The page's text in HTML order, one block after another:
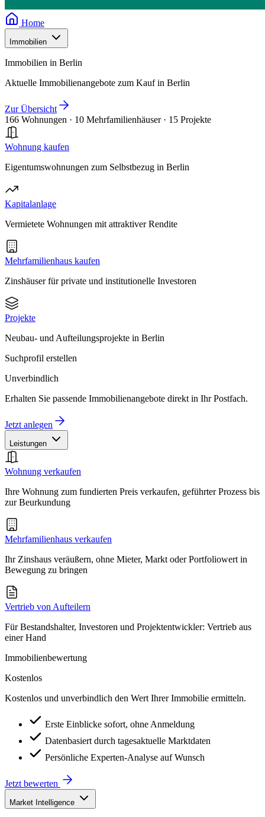
Home
Immobilien
Immobilien in Berlin
Aktuelle Immobilienangebote zum Kauf in Berlin
Zur Übersicht
166 Wohnungen · 10 Mehrfamilienhäuser · 15 Projekte
Wohnung kaufen
Eigentumswohnungen zum Selbstbezug in Berlin
Kapitalanlage
Vermietete Wohnungen mit attraktiver Rendite
Mehrfamilienhaus kaufen
Zinshäuser für private und institutionelle Investoren
Projekte
Neubau- und Aufteilungsprojekte in Berlin
Suchprofil erstellen
Unverbindlich
Erhalten Sie passende Immobilienangebote direkt in Ihr Postfach.
Jetzt anlegen
Leistungen
Wohnung verkaufen
Ihre Wohnung zum fundierten Preis verkaufen, geführter Prozess bis
zur Beurkundung
Mehrfamilienhaus verkaufen
Ihr Zinshaus veräußern, ohne Mieter, Markt oder Portfoliowert in
Bewegung zu bringen
Vertrieb von Aufteilern
Für Bestandshalter, Investoren und Projektentwickler: Vertrieb aus
einer Hand
Immobilienbewertung
Kostenlos
Kostenlos und unverbindlich den Wert Ihrer Immobilie ermitteln.
Erste Einblicke sofort, ohne Anmeldung
Datenbasiert durch tagesaktuelle Marktdaten
Persönliche Experten-Analyse auf Wunsch
Jetzt bewerten
Market Intelligence